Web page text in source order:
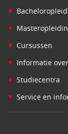
•
•
• Cursussen
• Informatie
• Studiecentra
• Service en